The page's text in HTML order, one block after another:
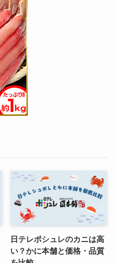
日テレポシュレのカニは高
い？かに本舗と価格・品質